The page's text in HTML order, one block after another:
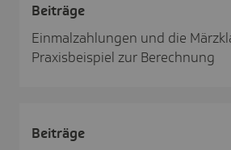
Beiträge
Einmalzahlungen und die
Praxisbeispiel zur Berechnung
Beiträge